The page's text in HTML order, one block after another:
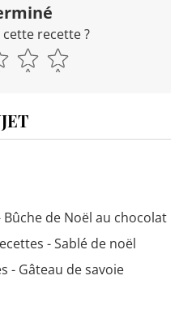
recette ?
Bûche de Noël au chocolat
- Sablé de noël
- Gâteau de savoie